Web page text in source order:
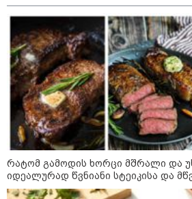
17:56 / 07-08-
რომელიც
სჭირდება
კატეგორიის ყველა სიახლე
რატომ გამოდის ხორცი მშრალი და
იდეალურად წვნიანი სტეიკისა და